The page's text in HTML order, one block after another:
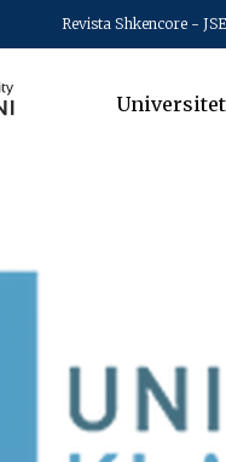
Revista Shkencore -